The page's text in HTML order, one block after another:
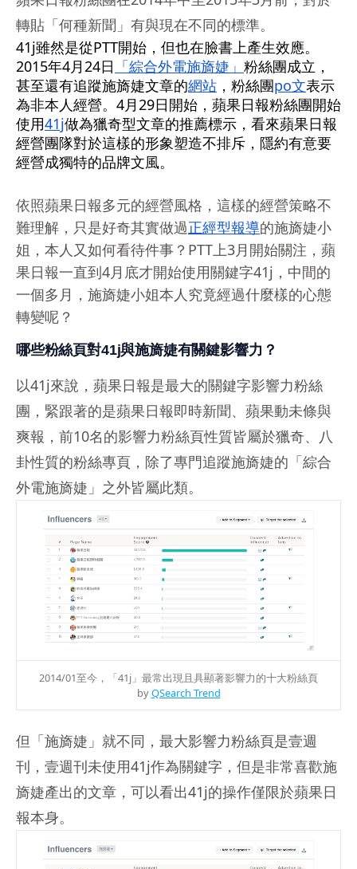
轉貼「何種新聞」有與現在不同的標準。
41j雖然是從PTT開始，但也在臉書上產生效應。
2015年4月24日 「綜合外電施旖婕」 粉絲團成立，
甚至還有追蹤施旖婕文章的網站 ，粉絲團po文表示
為非本人經營。4月29日開始，蘋果日報粉絲團開始
使用41j做為獵奇型文章的推薦標示，看來蘋果日報
經營團隊對於這樣的形象塑造不排斥，隱約有意要
經營成獨特的品牌文風。
依照蘋果日報多元的經營風格，這樣的經營策略不
難理解，只是好奇其實做過正經型報導的施旖婕小
姐，本人又如何看待件事？PTT上3月開始關注，蘋
果日報一直到4月底才開始使用關鍵字41j，中間的
一個多月，施旖婕小姐本人究竟經過什麼樣的心態
轉變呢？
哪些粉絲頁對41j與施旖婕有關鍵影響力？
以41j來說，蘋果日報是最大的關鍵字影響力粉絲
團，緊跟著的是蘋果日報即時新聞、蘋果動未條與
爽報，前10名的影響力粉絲頁性質皆屬於獵奇、八
卦性質的粉絲專頁，除了專門追蹤施旖婕的「綜合
外電施旖婕」之外皆屬此類。
2014/01至今，「41j」最常出現且具顯著影響力的十大粉絲頁
byQSearch Trend
但「施旖婕」就不同，最大影響力粉絲頁是壹週
刊，壹週刊未使用41j作為關鍵字，但是非常喜歡施
旖婕產出的文章，可以看出41j的操作僅限於蘋果日
報本身。